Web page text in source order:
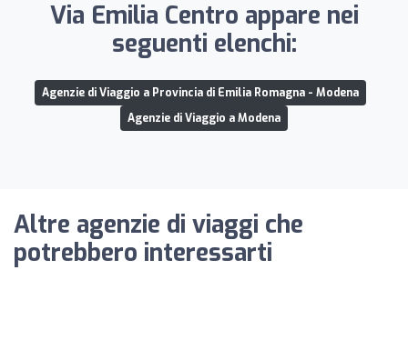
Via Emilia Centro appare nei
seguenti elenchi:
Agenzie di Viaggio a Provincia di Emilia Romagna - Modena
Agenzie di Viaggio a Modena
Altre agenzie di viaggi che
potrebbero interessarti